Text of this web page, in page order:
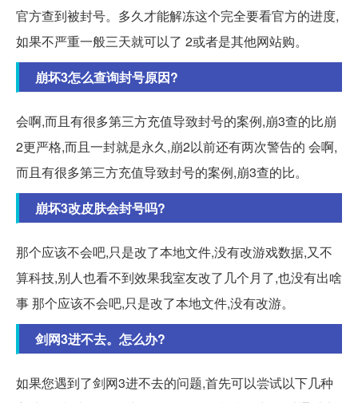
官方查到被封号。多久才能解冻这个完全要看官方的进度,
如果不严重一般三天就可以了 2或者是其他网站购。
崩坏3怎么查询封号原因?
会啊,而且有很多第三方充值导致封号的案例,崩3查的比崩
2更严格,而且一封就是永久,崩2以前还有两次警告的 会啊,
而且有很多第三方充值导致封号的案例,崩3查的比。
崩坏3改皮肤会封号吗?
那个应该不会吧,只是改了本地文件,没有改游戏数据,又不
算科技,别人也看不到效果我室友改了几个月了,也没有出啥
事 那个应该不会吧,只是改了本地文件,没有改游。
剑网3进不去。怎么办?
如果您遇到了剑网3进不去的问题,首先可以尝试以下几种